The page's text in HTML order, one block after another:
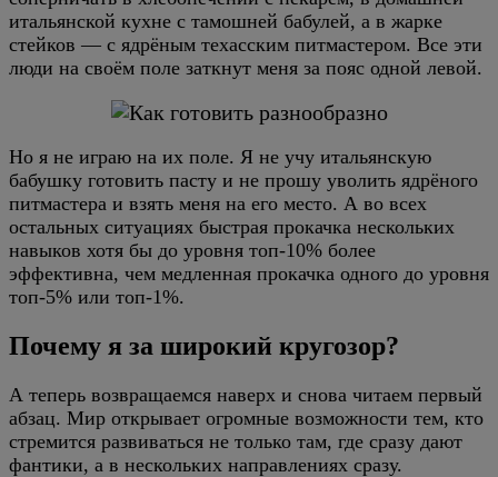
итальянской кухне с тамошней бабулей, а в жарке
стейков — с ядрёным техасским питмастером. Все эти
люди на своём поле заткнут меня за пояс одной левой.
Но я не играю на их поле. Я не учу итальянскую
бабушку готовить пасту и не прошу уволить ядрёного
питмастера и взять меня на его место. А во всех
остальных ситуациях быстрая прокачка нескольких
навыков хотя бы до уровня топ-10% более
эффективна, чем медленная прокачка одного до уровня
топ-5% или топ-1%.
Почему я за широкий кругозор?
А теперь возвращаемся наверх и снова читаем первый
абзац. Мир открывает огромные возможности тем, кто
стремится развиваться не только там, где сразу дают
фантики, а в нескольких направлениях сразу.